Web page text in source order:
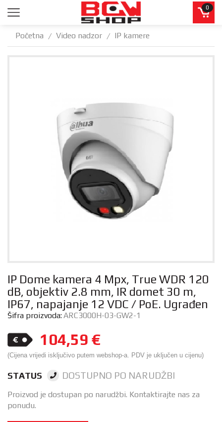
0
Početna / Video nadzor / IP kamere
IP Dome kamera 4 Mpx, True WDR 120
dB, objektiv 2.8 mm, IR domet 30 m,
IP67, napajanje 12 VDC / PoE. Ugrađen
Šifra proizvoda:ARC3000H-03-GW2-1
104,59 €
(Cijena vrijedi isključivo putem webshop-a. PDV je uključen u cijenu)
STATUS DOSTUPNO PO NARUDŽBI
Proizvod je dostupan po narudžbi. Kontaktirajte nas za
ponudu.